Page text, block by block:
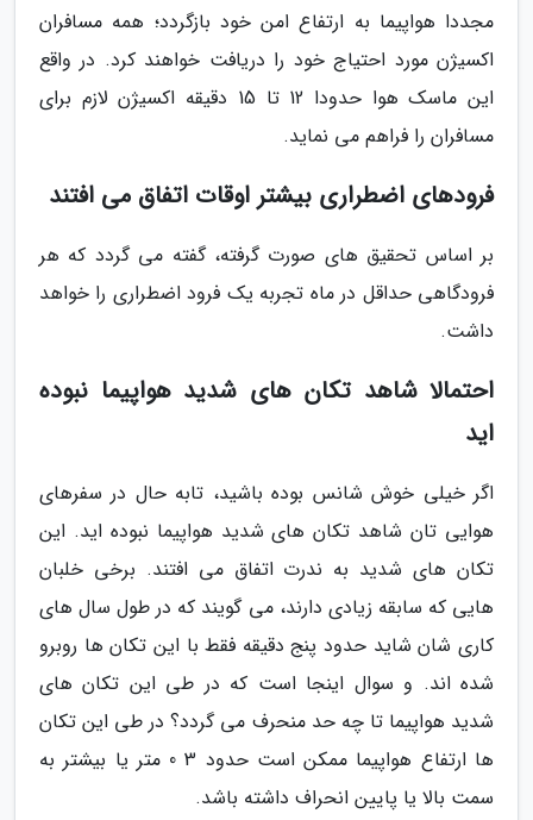
مجددا هواپیما به ارتفاع امن خود بازگردد؛ همه مسافران
اکسیژن مورد احتیاج خود را دریافت خواهند کرد. در واقع
این ماسک هوا حدودا 12 تا 15 دقیقه اکسیژن لازم برای
مسافران را فراهم می نماید.
فرودهای اضطراری بیشتر اوقات اتفاق می افتند
بر اساس تحقیق های صورت گرفته، گفته می گردد که هر
فرودگاهی حداقل در ماه تجربه یک فرود اضطراری را خواهد
داشت.
احتمالا شاهد تکان های شدید هواپیما نبوده
اید
اگر خیلی خوش شانس بوده باشید، تابه حال در سفرهای
هوایی تان شاهد تکان های شدید هواپیما نبوده اید. این
تکان های شدید به ندرت اتفاق می افتند. برخی خلبان
هایی که سابقه زیادی دارند، می گویند که در طول سال های
کاری شان شاید حدود پنج دقیقه فقط با این تکان ها روبرو
شده اند. و سوال اینجا است که در طی این تکان های
شدید هواپیما تا چه حد منحرف می گردد؟ در طی این تکان
ها ارتفاع هواپیما ممکن است حدود 3 0 متر یا بیشتر به
سمت بالا یا پایین انحراف داشته باشد.